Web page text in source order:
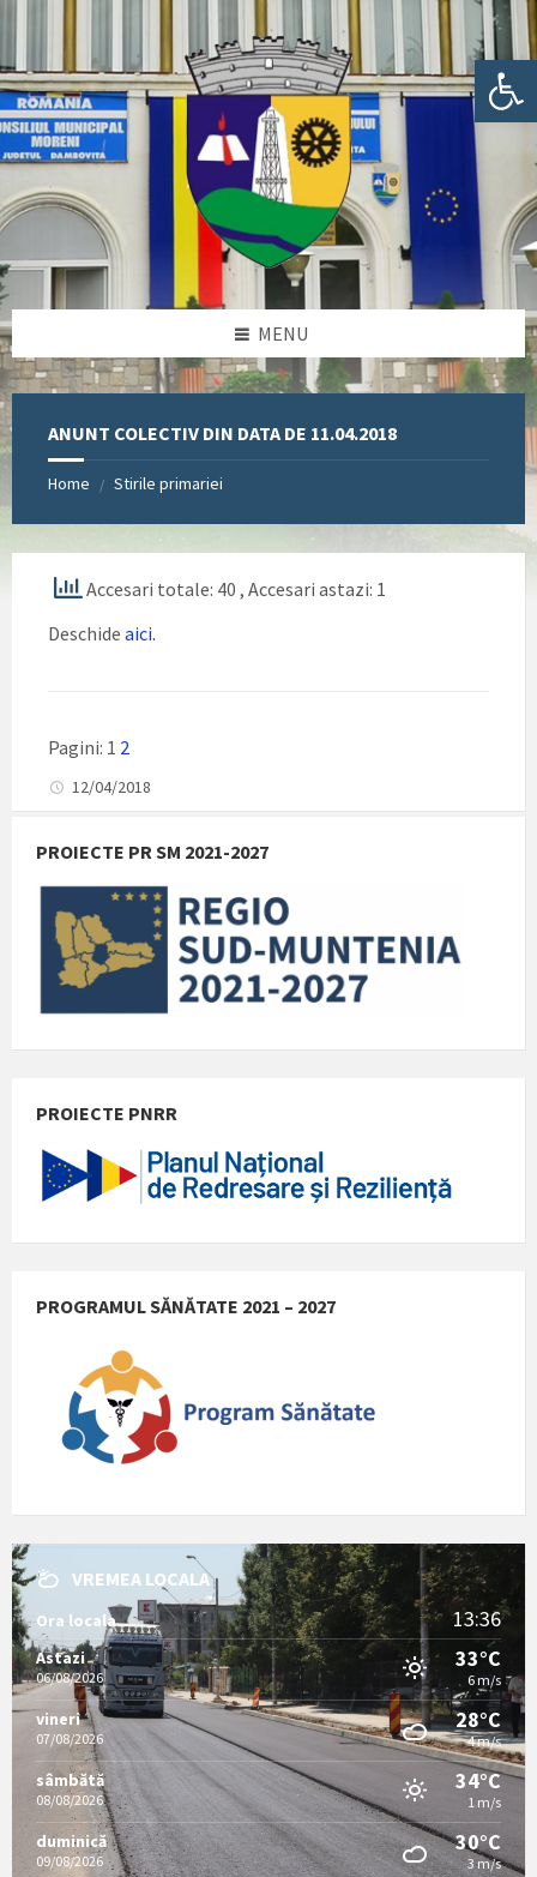
Deschide bara de unelte
sidebar
sidebar
MENU
ANUNT COLECTIV DIN DATA DE 11.04.2018
Home / Stirile primariei
Accesari totale: 40 , Accesari astazi: 1
Deschide aici.
Pagini: 1 2
12/04/2018
PROIECTE PR SM 2021-2027
PROIECTE PNRR
PROGRAMUL SĂNĂTATE 2021 – 2027
VREMEA LOCALA
Ora locala 13:36
Astazi
06/08/2026
33°C
6 m/s
vineri
07/08/2026
28°C
4 m/s
sâmbătă
08/08/2026
34°C
1 m/s
duminică
09/08/2026
30°C
3 m/s